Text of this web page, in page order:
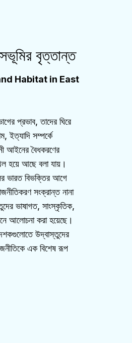
বৃত্তান্ত
Habitat in East
প্রভাব, তাদের ঘিরে
ইত্যাদি সম্পর্কে
আইনের বৈধকরণের
হয়ে আছে বলা যায়।
ভারত বিভক্তির আগে
সংক্রান্ত নানা
ভাষাগত, সাংস্কৃতিক,
আলোচনা করা হয়েছে।
দশকগুলোতে উদ্বাস্তুদের
এক বিশেষ রূপ